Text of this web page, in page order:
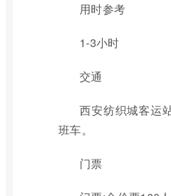
用时参考
1-3小时
交通
西安纺织城客运
班车。
门票